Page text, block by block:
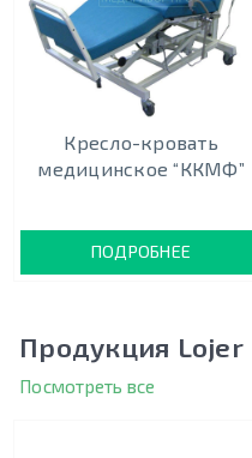
Кресло-кровать
медицинское “ККМФ”
ПОДРОБНЕЕ
Продукция Lojer
Посмотреть все